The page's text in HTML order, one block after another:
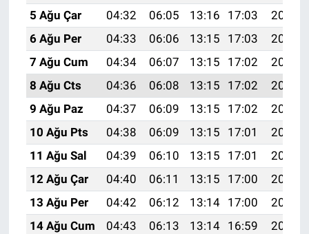
5 Ağu Çar
04:32 06:05 13:16 17:03
20:16
6 Ağu Per
04:33 06:06 13:15 17:03
20:15
7 Ağu Cum
04:34 06:07 13:15 17:02
20:14
8 Ağu Cts
04:36 06:08 13:15 17:02
20:13
9 Ağu Paz
04:37 06:09 13:15 17:02
20:12
10 Ağu Pts
04:38 06:09 13:15 17:01
20:10
11 Ağu Sal
04:39 06:10 13:15 17:01
20:09
12 Ağu Çar
04:40 06:11 13:15 17:00
20:08
13 Ağu Per
04:42 06:12 13:14 17:00
20:07
14 Ağu Cum
04:43 06:13 13:14 16:59
20:06